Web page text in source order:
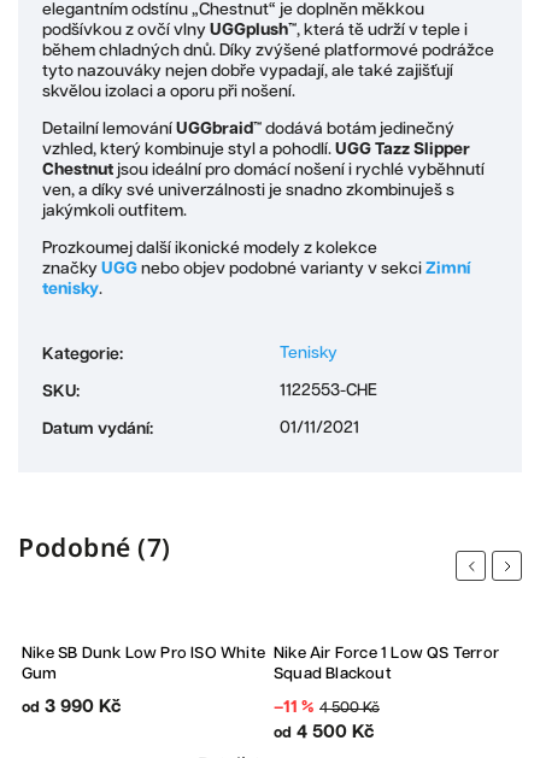
elegantním odstínu „Chestnut“ je doplněn měkkou
podšívkou z ovčí vlny UGGplush™, která tě udrží v teple i
během chladných dnů. Díky zvýšené platformové podrážce
tyto nazouváky nejen dobře vypadají, ale také zajišťují
skvělou izolaci a oporu při nošení.
Detailní lemování UGGbraid™ dodává botám jedinečný
vzhled, který kombinuje styl a pohodlí. UGG Tazz Slipper
Chestnut jsou ideální pro domácí nošení i rychlé vyběhnutí
ven, a díky své univerzálnosti je snadno zkombinuješ s
jakýmkoli outfitem.
Prozkoumej další ikonické modely z kolekce
značky UGG nebo objev podobné varianty v sekci Zimní
tenisky.
Kategorie: Tenisky
SKU: 1122553-CHE
Datum vydání: 01/11/2021
Podobné (7)
Previous
Nike SB Dunk Low Pro ISO White
Gum
od 3 990 Kč
Sleva
Nike Air Force 1 Low QS Terror
Squad Blackout
–11 % 4 500 Kč
od 4 500 Kč
Next